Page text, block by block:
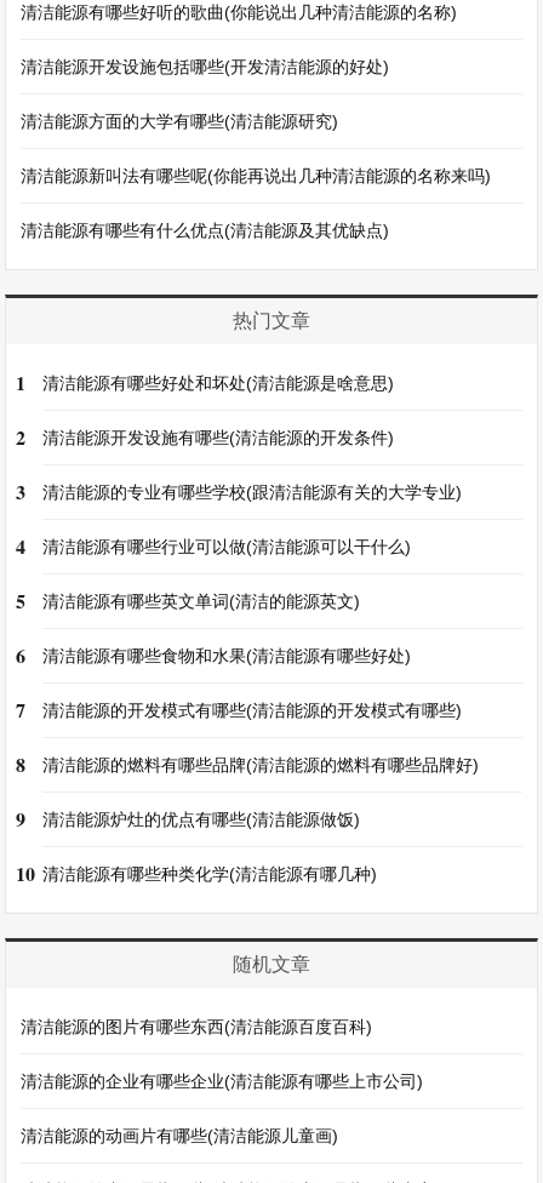
清洁能源有哪些好听的歌曲(你能说出几种清洁能源的名称)
清洁能源开发设施包括哪些(开发清洁能源的好处)
清洁能源方面的大学有哪些(清洁能源研究)
清洁能源新叫法有哪些呢(你能再说出几种清洁能源的名称来吗)
清洁能源有哪些有什么优点(清洁能源及其优缺点)
热门文章
1 清洁能源有哪些好处和坏处(清洁能源是啥意思)
2 清洁能源开发设施有哪些(清洁能源的开发条件)
3 清洁能源的专业有哪些学校(跟清洁能源有关的大学专业)
4 清洁能源有哪些行业可以做(清洁能源可以干什么)
5 清洁能源有哪些英文单词(清洁的能源英文)
6 清洁能源有哪些食物和水果(清洁能源有哪些好处)
7 清洁能源的开发模式有哪些(清洁能源的开发模式有哪些)
8 清洁能源的燃料有哪些品牌(清洁能源的燃料有哪些品牌好)
9 清洁能源炉灶的优点有哪些(清洁能源做饭)
10 清洁能源有哪些种类化学(清洁能源有哪几种)
随机文章
清洁能源的图片有哪些东西(清洁能源百度百科)
清洁能源的企业有哪些企业(清洁能源有哪些上市公司)
清洁能源的动画片有哪些(清洁能源儿童画)